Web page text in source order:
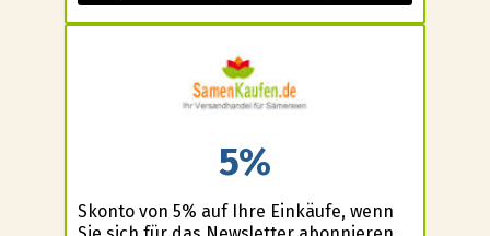
5%
Skonto von 5% auf Ihre Einkäufe, wenn